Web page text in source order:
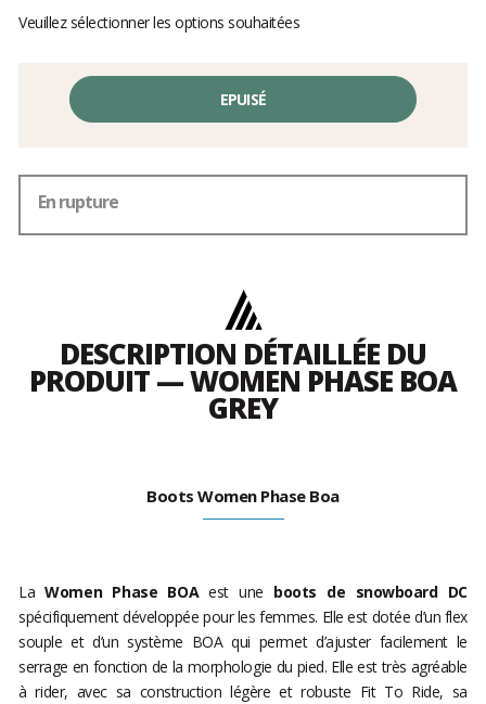
Veuillez sélectionner les options souhaitées
EPUISÉ
En rupture
DESCRIPTION DÉTAILLÉE DU
PRODUIT — WOMEN PHASE BOA
GREY
Boots Women Phase Boa
LaWomen Phase BOAest une boots de snowboard DC
spécifiquement développée pour les femmes. Elle est dotée d’un flex
souple et d’un système BOA qui permet d’ajuster facilement le
serrage en fonction de la morphologie du pied. Elle est très agréable
à rider, avec sa construction légère et robuste Fit To Ride, sa